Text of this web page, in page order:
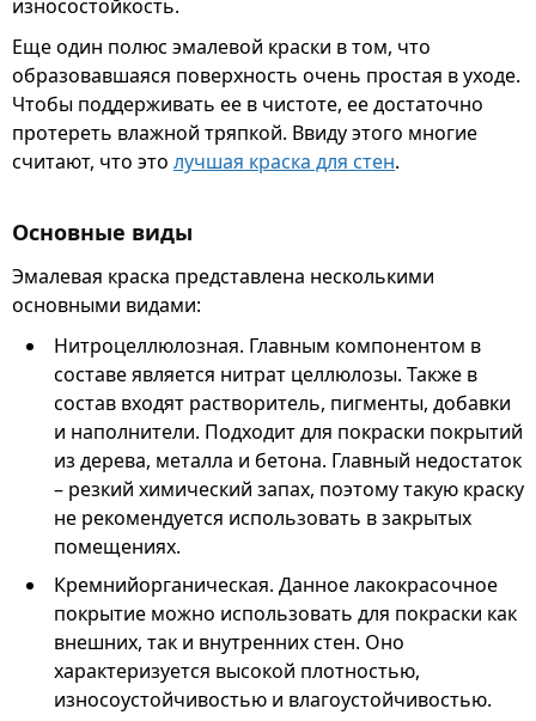
износостойкость.
Еще один полюс эмалевой краски в том, что
образовавшаяся поверхность очень простая в уходе.
Чтобы поддерживать ее в чистоте, ее достаточно
протереть влажной тряпкой. Ввиду этого многие
считают, что это лучшая краска для стен.
Основные виды
Эмалевая краска представлена несколькими
основными видами:
Нитроцеллюлозная. Главным компонентом в
составе является нитрат целлюлозы. Также в
состав входят растворитель, пигменты, добавки
и наполнители. Подходит для покраски покрытий
из дерева, металла и бетона. Главный недостаток
– резкий химический запах, поэтому такую краску
не рекомендуется использовать в закрытых
помещениях.
Кремнийорганическая. Данное лакокрасочное
покрытие можно использовать для покраски как
внешних, так и внутренних стен. Оно
характеризуется высокой плотностью,
износоустойчивостью и влагоустойчивостью.